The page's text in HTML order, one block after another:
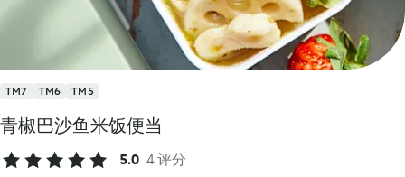
TM7 TM6 TM5
青椒巴沙鱼米饭便当
5.0 4 评分